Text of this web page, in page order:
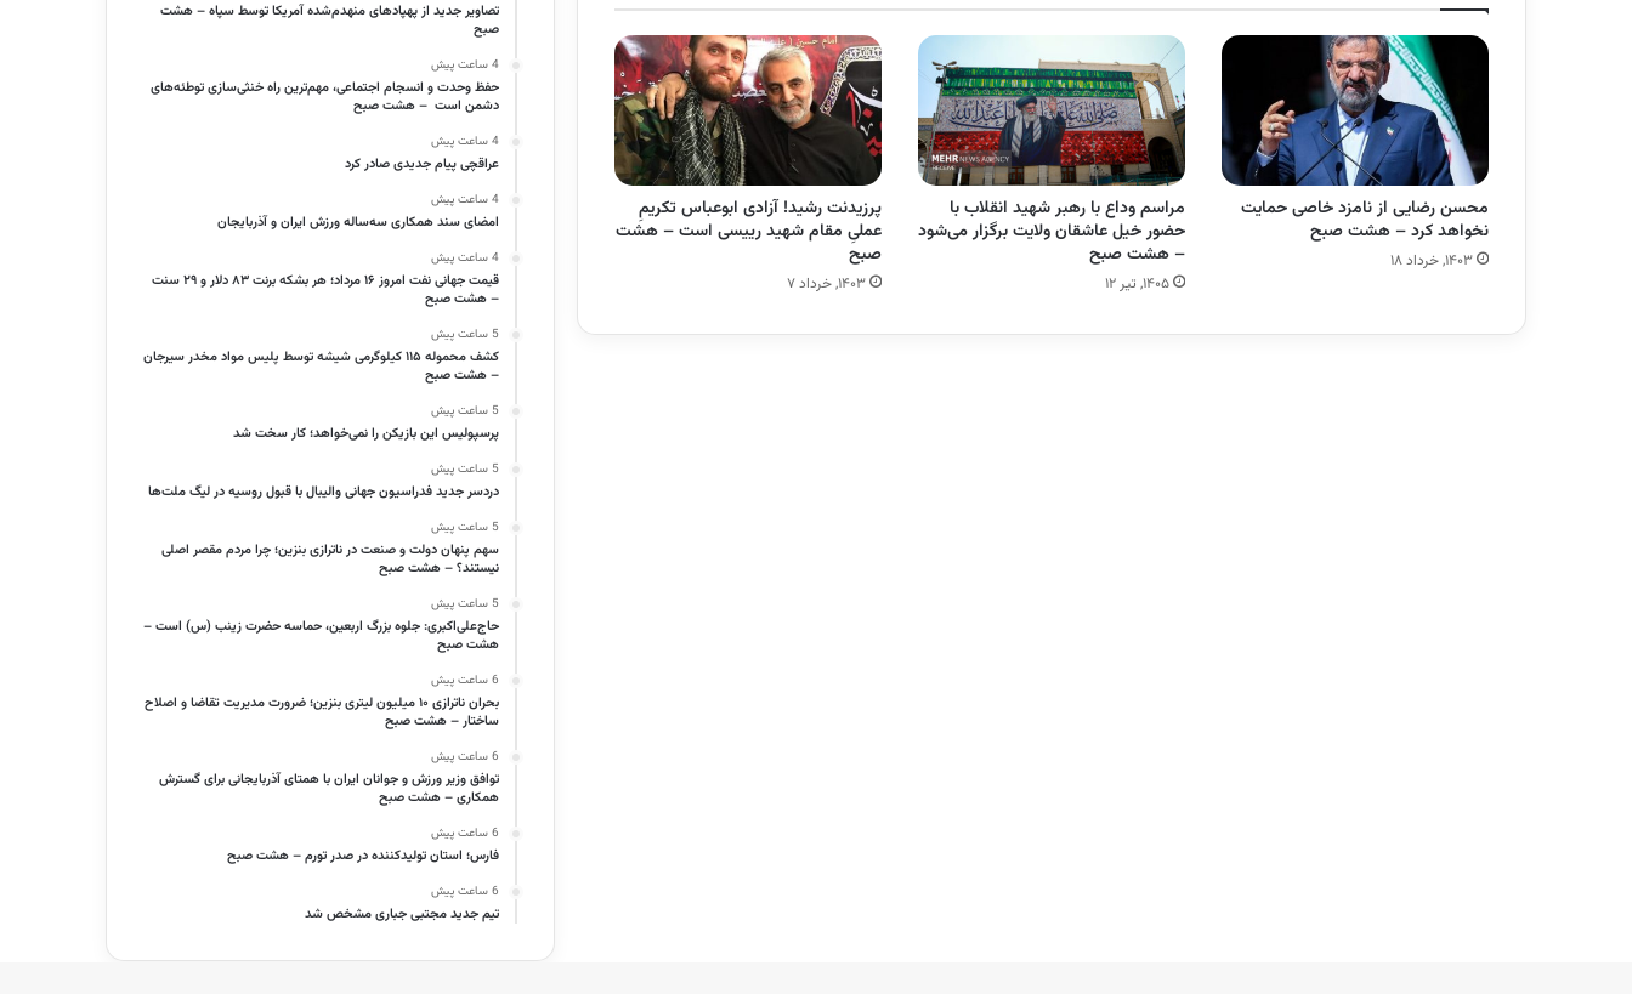
محسن رضایی از نامزد خاصی حمایت
نخواهد کرد – هشت صبح
۱۴۰۳, خرداد ۱۸
مراسم وداع با رهبر شهید انقلاب با
حضور خیل عاشقان ولایت برگزار می‌شود
– هشت صبح
۱۴۰۵, تیر ۱۲
پرزیدنت رشید! آزادی ابوعباس تکریمِ
عملیِ مقام شهید رییسی است – هشت
صبح
۱۴۰۳, خرداد ۷
تصاویر جدید از پهپادهای منهدم‌شده آمریکا توسط سپاه – هشت
صبح
4 ساعت پیش
حفظ وحدت و انسجام اجتماعی، مهم‌ترین راه خنثی‌سازی توطئه‌های
دشمن است – هشت صبح
4 ساعت پیش
عراقچی پیام جدیدی صادر کرد
4 ساعت پیش
امضای سند همکاری سه‌ساله ورزش ایران و آذربایجان
4 ساعت پیش
قیمت جهانی نفت امروز ۱۶ مرداد؛ هر بشکه برنت ۸۳ دلار و ۲۹ سنت
– هشت صبح
5 ساعت پیش
کشف محموله ۱۱۵ کیلوگرمی شیشه توسط پلیس مواد مخدر سیرجان
– هشت صبح
5 ساعت پیش
پرسپولیس این بازیکن را نمی‌خواهد؛ کار سخت شد
5 ساعت پیش
دردسر جدید فدراسیون جهانی والیبال با قبول روسیه در لیگ ملت‌ها
5 ساعت پیش
سهم پنهان دولت و صنعت در ناترازی بنزین؛ چرا مردم مقصر اصلی
نیستند؟ – هشت صبح
5 ساعت پیش
حاج‌علی‌اکبری: جلوه بزرگ اربعین، حماسه حضرت زینب (س) است –
هشت صبح
6 ساعت پیش
بحران ناترازی ۱۰ میلیون لیتری بنزین؛ ضرورت مدیریت تقاضا و اصلاح
ساختار – هشت صبح
6 ساعت پیش
توافق وزیر ورزش و جوانان ایران با همتای آذربایجانی برای گسترش
همکاری – هشت صبح
6 ساعت پیش
فارس؛ استان تولیدکننده در صدر تورم – هشت صبح
6 ساعت پیش
تیم جدید مجتبی جباری مشخص شد